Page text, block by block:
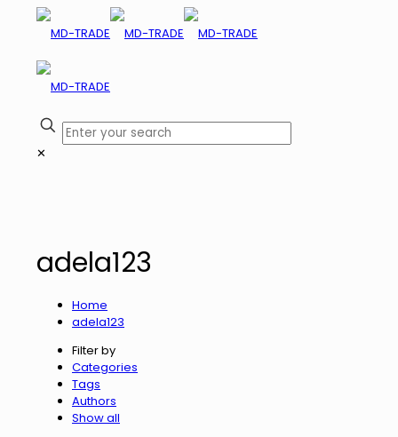
✕
adela123
Home
adela123
Filter by
Categories
Tags
Authors
Show all